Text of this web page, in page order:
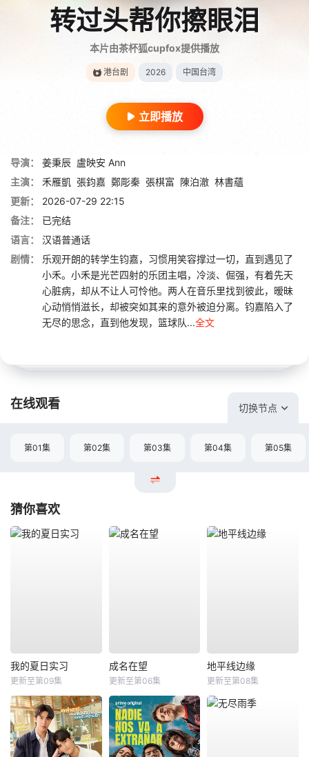
转过头帮你擦眼泪
本片由茶杯狐cupfox提供播放
港台剧 2026 中国台湾
立即播放
导演： 姜秉辰 盧映安 Ann
主演：
禾雁凱 張鈞嘉 鄭彫秦 張棋富 陳泊澈 林書蘊
更新：
2026-07-29 22:15
备注：
已完结
语言：
汉语普通话
剧情：
乐观开朗的转学生钧嘉，习惯用笑容撑过一切，直到遇见了
小禾。小禾是光芒四射的乐团主唱，冷淡、倔强，有着先天
心脏病，却从不让人可怜他。两人在音乐里找到彼此，暧昧
心动悄悄滋长，却被突如其来的意外被迫分离。钧嘉陷入了
无尽的思念，直到他发现，篮球队...全文
在线观看 切换节点
第01集 第02集 第03集 第04集 第05集
猜你喜欢
我的夏日实习
更新至第09集
成名在望
更新至第06集
地平线边缘
更新至第08集